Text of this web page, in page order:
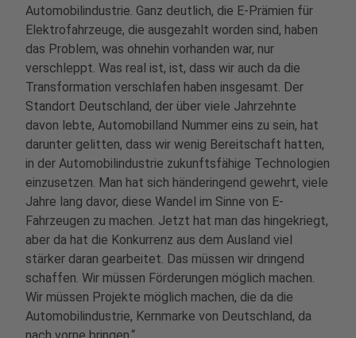
Automobilindustrie. Ganz deutlich, die E-Prämien für
Elektrofahrzeuge, die ausgezahlt worden sind, haben
das Problem, was ohnehin vorhanden war, nur
verschleppt. Was real ist, ist, dass wir auch da die
Transformation verschlafen haben insgesamt. Der
Standort Deutschland, der über viele Jahrzehnte
davon lebte, Automobilland Nummer eins zu sein, hat
darunter gelitten, dass wir wenig Bereitschaft hatten,
in der Automobilindustrie zukunftsfähige Technologien
einzusetzen. Man hat sich händeringend gewehrt, viele
Jahre lang davor, diese Wandel im Sinne von E-
Fahrzeugen zu machen. Jetzt hat man das hingekriegt,
aber da hat die Konkurrenz aus dem Ausland viel
stärker daran gearbeitet. Das müssen wir dringend
schaffen. Wir müssen Förderungen möglich machen.
Wir müssen Projekte möglich machen, die da die
Automobilindustrie, Kernmarke von Deutschland, da